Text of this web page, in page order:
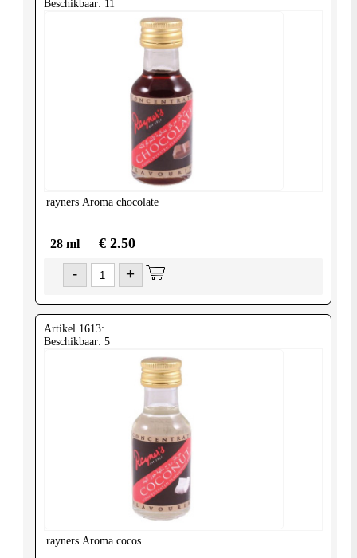
Beschikbaar: 11
rayners Aroma chocolate
28 ml € 2.50
- +
Artikel 1613:
Beschikbaar: 5
rayners Aroma cocos